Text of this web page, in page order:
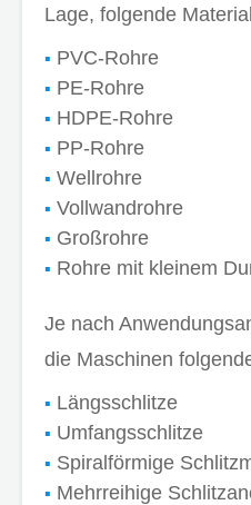
Lage, folgende
PVC-Rohre
PE-Rohre
HDPE-Rohre
PP-Rohre
Wellrohre
Vollwandrohre
Großrohre
Rohre mit kleinem
Je nach
die Maschinen
Längsschlitze
Umfangsschlitze
Spiralförmige
Mehrreihige